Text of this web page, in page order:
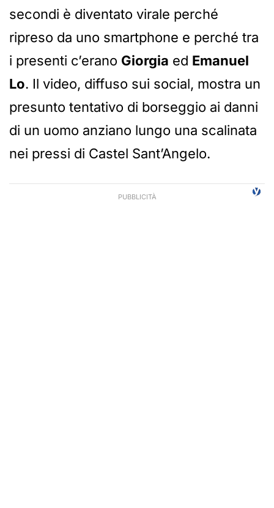
secondi è diventato virale perché
ripreso da uno smartphone e perché tra
i presenti c’erano Giorgia ed Emanuel
Lo. Il video, diffuso sui social, mostra un
presunto tentativo di borseggio ai danni
di un uomo anziano lungo una scalinata
nei pressi di Castel Sant’Angelo.